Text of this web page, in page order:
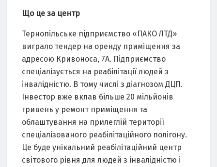
Що це за центр
Тернопільське підприємство «ПАКО ЛТД»
виграло тендер на оренду приміщення за
адресою Кривоноса, 7А. Підприємство
спеціалізується на реабілітації людей з
інвалідністю. В тому числі з діагнозом ДЦП.
Інвестор вже вклав більше 20 мільйонів
гривень у ремонт приміщення та
облаштування на прилеглій території
спеціалізованого реабілітаційного полігону.
Це буде унікальний реабілітаційний центр
світового рівня для людей з інвалідністю і